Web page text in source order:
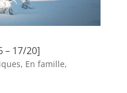
– 17/20]
, En famille,